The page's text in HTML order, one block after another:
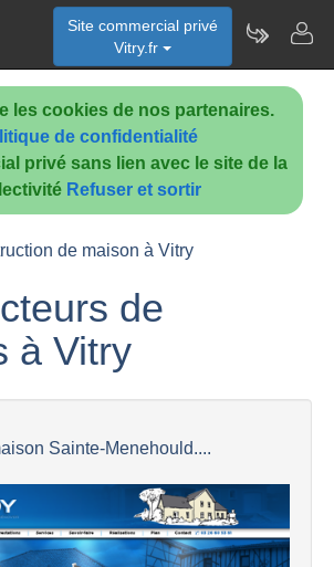
les cookies de nos partenaires.
de confidentialité
privé sans lien avec le site de la
Refuser et sortir
Site commercial privé
Vitry.fr
de maison à Vitry
de
à Vitry
Sainte-Menehould....